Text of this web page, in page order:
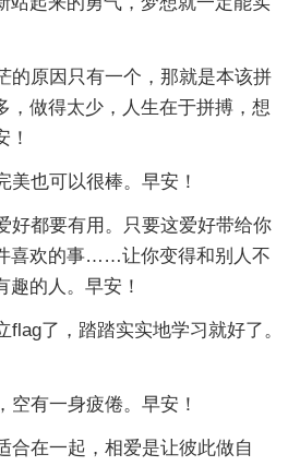
的原因只有一个，那就是本该拼
，做得太少，人生在于拼搏，想
！
美也可以很棒。早安！
好都要有用。只要这爱好带给你
喜欢的事……让你变得和别人不
趣的人。早安！
flag了，踏踏实实地学习就好了。
空有一身疲倦。早安！
合在一起，相爱是让彼此做自